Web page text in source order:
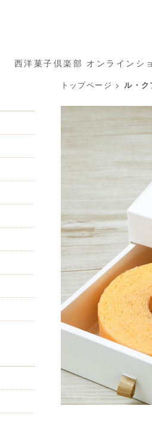
西洋菓子倶楽部 オンラインシ
トップページ >ル・ク